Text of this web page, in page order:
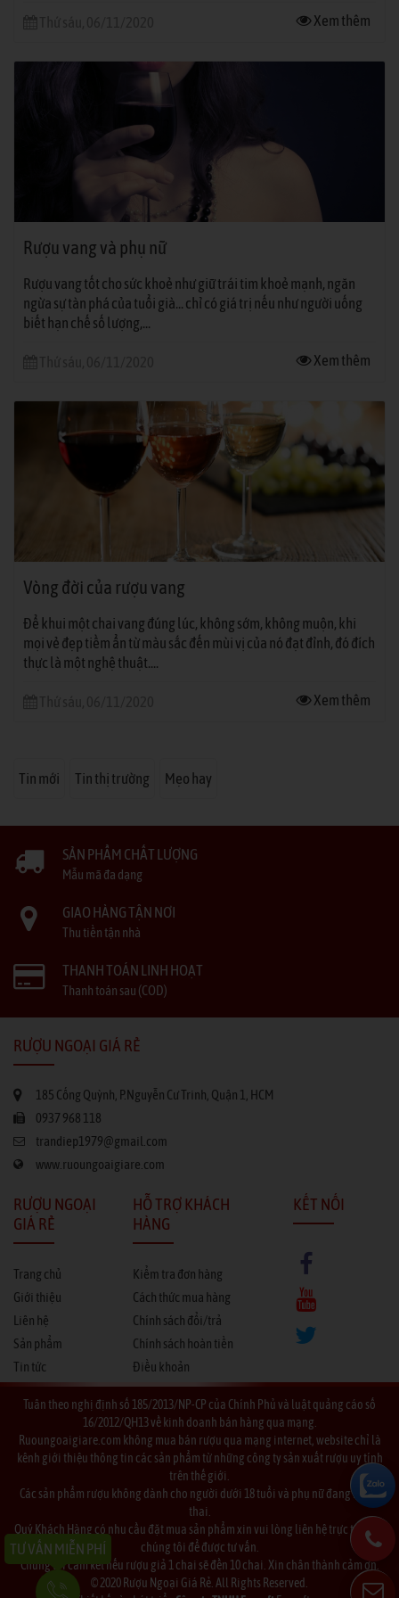
Xem thêm
Rượu vang và phụ nữ
Rượu vang tốt cho sức khoẻ như giữ trái tim khoẻ mạnh, ngăn
ngừa sự tàn phá của tuổi già... chỉ có giá trị nếu như người uống
biết hạn chế số lượng,...
Xem thêm
Vòng đời của rượu vang
Để khui một chai vang đúng lúc, không sớm, không muộn, khi
mọi vẻ đẹp tiềm ẩn từ màu sắc đến mùi vị của nó đạt đỉnh, đó đích
thực là một nghệ thuật....
Xem thêm
Tin mới Tin thị trường Mẹo hay
SẢN PHẨM CHẤT LƯỢNG
Mẫu mã đa dạng
GIAO HÀNG TẬN NƠI
Thu tiền tận nhà
THANH TOÁN LINH HOẠT
Thanh toán sau (COD)
RƯỢU NGOẠI GIÁ RẺ
185 Cống Quỳnh, P.Nguyễn Cư Trinh, Quận 1, HCM
0937 968 118
trandiep1979@gmail.com
www.ruoungoaigiare.com
RƯỢU NGOẠI
GIÁ RẺ
Trang chủ
Giới thiệu
Liên hệ
Sản phẩm
Tin tức
HỖ TRỢ KHÁCH
HÀNG
Kiểm tra đơn hàng
Cách thức mua hàng
Chính sách đổi/trả
Chính sách hoàn tiền
Điều khoản
KẾT NỐI
Tuân theo nghị định số 185/2013/NP-CP của Chính Phủ và luật quảng cáo số
16/2012/QH13 về kinh doanh bán hàng qua mạng.
Ruoungoaigiare.com không mua bán rượu qua mạng internet, website chỉ là
kênh giới thiệu thông tin các sản phẩm từ những công ty sản xuất rượu uy tính
trên thế giới.
Các sản phẩm rượu không dành cho người dưới 18 tuổi và phụ nữ đang mang
thai.
Quý Khách Hàng có nhu cầu đặt mua sản phẩm xin vui lòng liên hệ trực tiếp với
chúng tôi để được tư vấn.
Chúng tôi cam kết nếu rượu giả 1 chai sẽ đền 10 chai. Xin chân thành cảm ơn.
© 2020 Rượu Ngoại Giá Rẻ. All Rights Reserved.
TƯ VẤN MIỄN PHÍ